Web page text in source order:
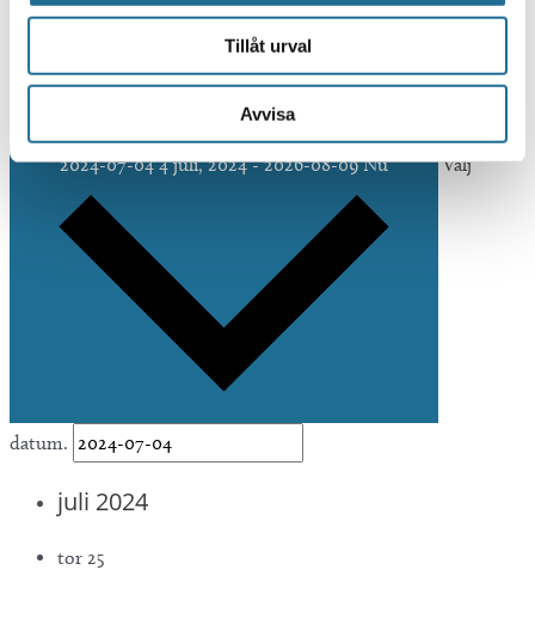
Tillåt urval
Avvisa
2024-07-044 juli, 2024-2026-08-09Nu Välj
datum.
juli 2024
tor 25